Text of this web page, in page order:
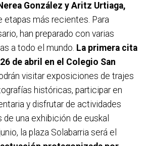
González y Aritz Urtiaga,
etapas más recientes. Para
han preparado con varias
a todo el mundo. La primera cita
de abril en el Colegio San
visitar exposiciones de trajes
históricas, participar en
y disfrutar de actividades
una exhibición de euskal
la plaza Solabarria será el